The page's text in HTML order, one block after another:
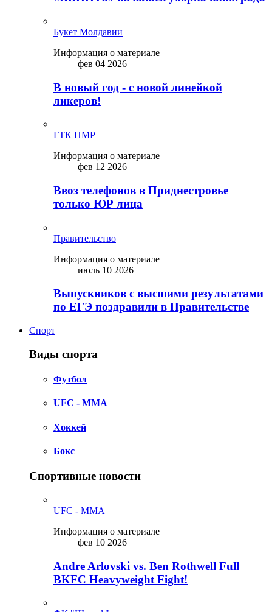
Букет Молдавии
Информация о материале
фев 04 2026
В новый год - с новой линейкой
ликepoв!
ГТК ПМР
Информация о материале
фев 12 2026
Ввоз телефонов в Приднестровье
только ЮР лица
Правительство
Информация о материале
июль 10 2026
Выпускников с высшими результатами
по ЕГЭ поздравили в Правительстве
Спорт
Виды спорта
Футбол
UFC - MMA
Хоккей
Бокс
Спортивные новости
UFC - MMA
Информация о материале
фев 10 2026
Andre Arlovski vs. Ben Rothwell Full
BKFC Heavyweight Fight!